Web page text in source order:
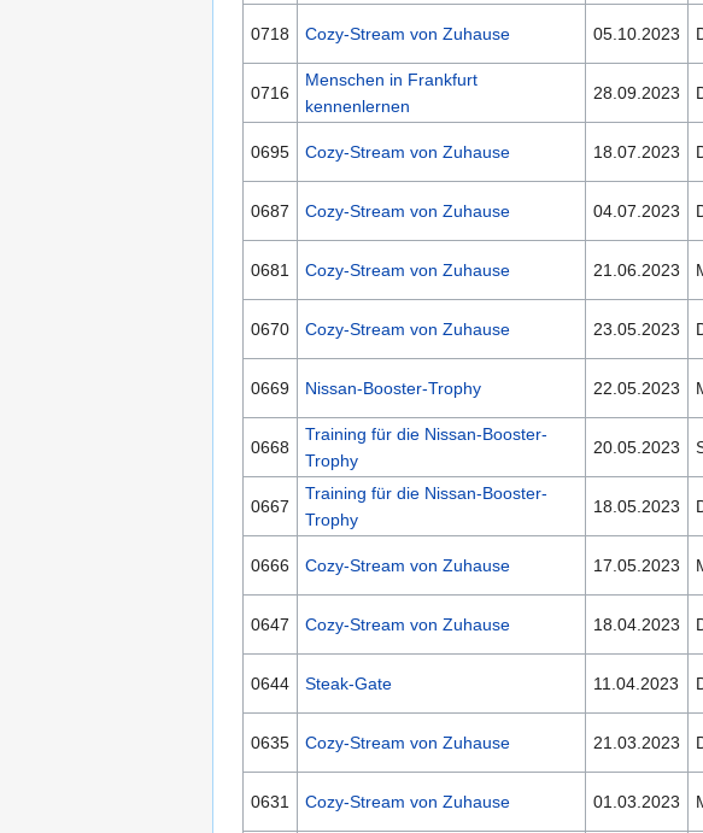
0718 Cozy-Stream von Zuhause 05.10.2023
0716
Menschen in Frankfurt
kennenlernen
28.09.2023
0695 Cozy-Stream von Zuhause 18.07.2023
0687 Cozy-Stream von Zuhause 04.07.2023
0681 Cozy-Stream von Zuhause 21.06.2023
0670 Cozy-Stream von Zuhause 23.05.2023
0669 Nissan-Booster-Trophy 22.05.2023
0668
Training für die Nissan-Booster-
Trophy
20.05.2023
0667
Training für die Nissan-Booster-
Trophy
18.05.2023
0666 Cozy-Stream von Zuhause 17.05.2023
0647 Cozy-Stream von Zuhause 18.04.2023
0644 Steak-Gate 11.04.2023
0635 Cozy-Stream von Zuhause 21.03.2023
0631 Cozy-Stream von Zuhause 01.03.2023